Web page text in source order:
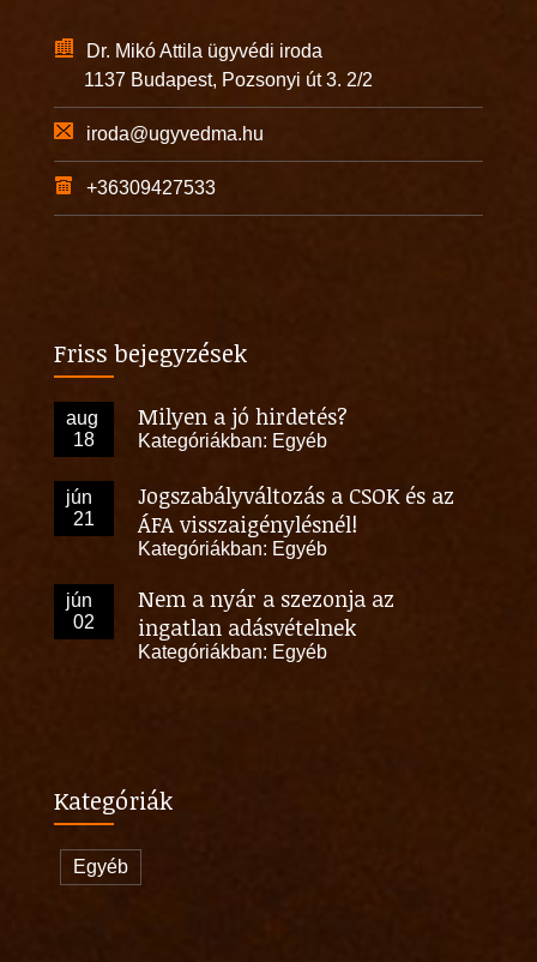
Dr. Mikó Attila ügyvédi iroda
1137 Budapest, Pozsonyi út 3. 2/2
iroda@ugyvedma.hu
+36309427533
Friss bejegyzések
aug
18
Milyen a jó hirdetés?
Kategóriákban: Egyéb
jún
21
Jogszabályváltozás a CSOK és az
ÁFA visszaigénylésnél!
Kategóriákban: Egyéb
jún
02
Nem a nyár a szezonja az
ingatlan adásvételnek
Kategóriákban: Egyéb
Kategóriák
Egyéb